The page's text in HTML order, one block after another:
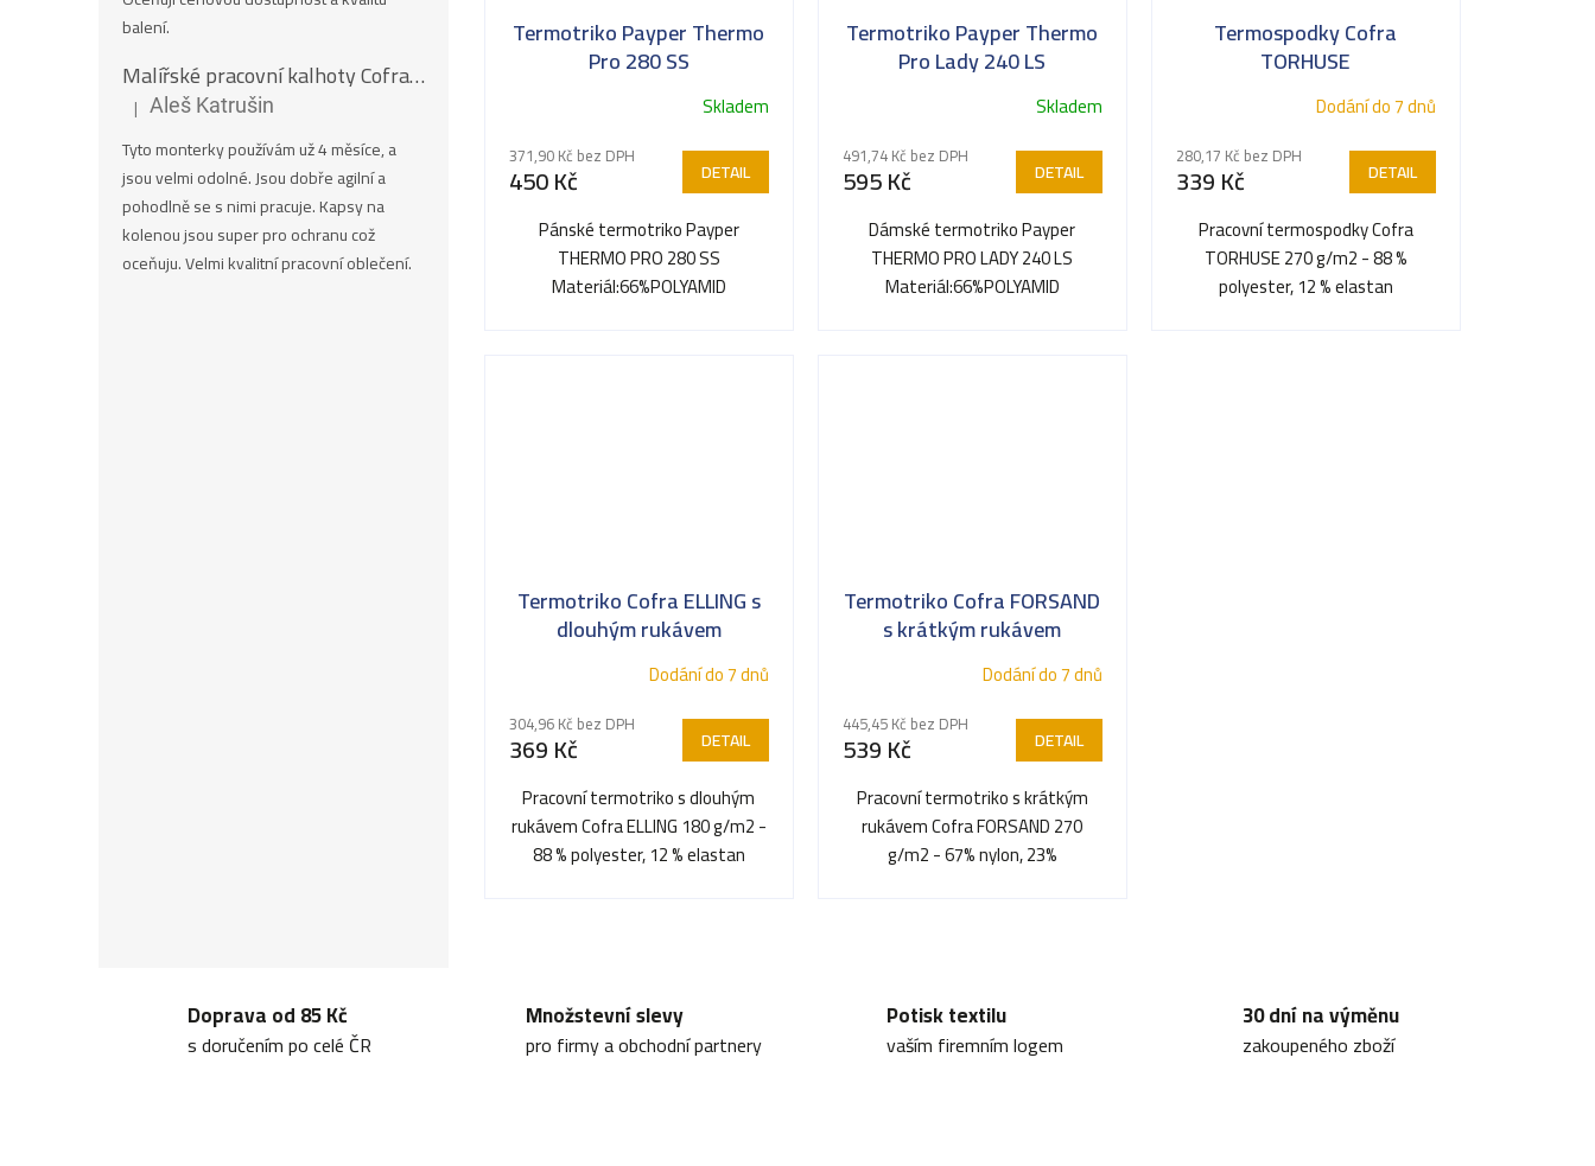
balení.
Malířské pracovní kalhoty Cofra SALISBOURG
Hodnocení produktu je 5 z 5 hvězdiček.
| Aleš Katrušin
Tyto monterky používám už 4 měsíce, a
jsou velmi odolné. Jsou dobře agilní a
pohodlně se s nimi pracuje. Kapsy na
kolenou jsou super pro ochranu což
oceňuju. Velmi kvalitní pracovní oblečení.
Termotriko Payper Thermo
Pro 280 SS
Skladem
371,90 Kč bez DPH
450 Kč DETAIL
Pánské termotriko Payper
THERMO PRO 280 SS
Materiál:66%POLYAMID
Termotriko Payper Thermo
Pro Lady 240 LS
Skladem
491,74 Kč bez DPH
595 Kč DETAIL
Dámské termotriko Payper
THERMO PRO LADY 240 LS
Materiál:66%POLYAMID
Termospodky Cofra
TORHUSE
Dodání do 7 dnů
280,17 Kč bez DPH
339 Kč DETAIL
Pracovní termospodky Cofra
TORHUSE 270 g/m2 - 88 %
polyester, 12 % elastan
Termotriko Cofra ELLING s
dlouhým rukávem
Dodání do 7 dnů
304,96 Kč bez DPH
369 Kč DETAIL
Pracovní termotriko s dlouhým
rukávem Cofra ELLING 180 g/m2 -
88 % polyester, 12 % elastan
Termotriko Cofra FORSAND
s krátkým rukávem
Dodání do 7 dnů
445,45 Kč bez DPH
539 Kč DETAIL
Pracovní termotriko s krátkým
rukávem Cofra FORSAND 270
g/m2 - 67% nylon, 23%
l
Doprava od 85 Kč
s doručením po celé ČR
Množstevní slevy
pro firmy a obchodní partnery
Potisk textilu
vaším firemním logem
30 dní na výměnu
zakoupeného zboží